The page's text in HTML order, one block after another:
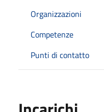
Organizzazioni
Competenze
Punti di contatto